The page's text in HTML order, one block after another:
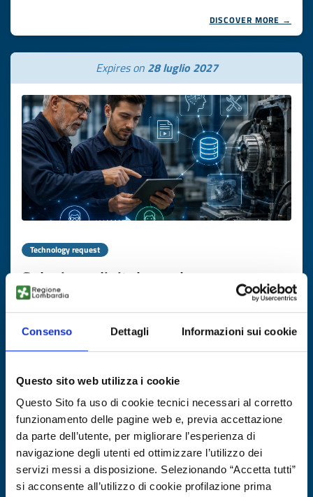
Consenso Dettagli Informazioni sui cookie
Questo sito web utilizza i cookie
Questo Sito fa uso di cookie tecnici necessari al corretto
funzionamento delle pagine web e, previa accettazione
da parte dell’utente, per migliorare l’esperienza di
navigazione degli utenti ed ottimizzare l’utilizzo dei
servizi messi a disposizione. Selezionando “Accetta tutti”
si acconsente all’utilizzo di cookie profilazione prima
DISCOVER MORE →
Expires on 28 luglio 2027
Technology request
Soluzione digitale per la
conservazione delle conoscenze nel
settore manutenzione macchinari
ID: TRDE20260723020
Expires on27 ottobre 2026